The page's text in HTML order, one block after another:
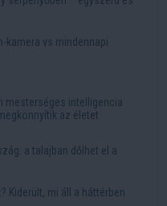
kamera vs mindennapi
mesterséges intelligencia
az életet
a talajban dőlhet el a
Kiderült, mi áll a háttérben